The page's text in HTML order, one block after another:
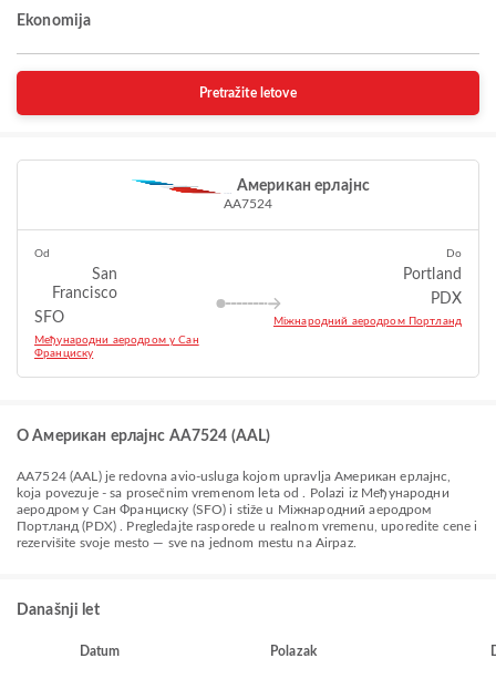
Ekonomija
Pretražite letove
Американ ерлајнс
AA7524
Od
San
Francisco
SFO
Међународни аеродром у Сан
Франциску
Do
Portland
PDX
Міжнародний аеродром Портланд
O Американ ерлајнс AA7524 (AAL)
AA7524(AAL ) je redovna avio-usluga kojom upravljaАмерикан ерлајнс
koja povezuje -sa prosečnim vremenom leta od . Polazi iz Међународни
аеродром у Сан Франциску (SFO)i stiže u Міжнародний аеродром
Портланд (PDX)
. Pregledajte rasporede u realnom vremenu, uporedite cene i
rezervišite svoje mesto — sve na jednom mestu na Airpaz.
Današnji let
Datum Polazak